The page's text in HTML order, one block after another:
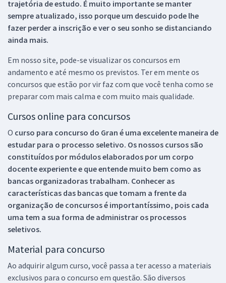
trajetória de estudo. É muito importante se manter
sempre atualizado, isso porque um descuido pode lhe
fazer perder a inscrição e ver o seu sonho se distanciando
ainda mais.
Em nosso site, pode-se visualizar os concursos em
andamento e até mesmo os previstos. Ter em mente os
concursos que estão por vir faz com que você tenha como se
preparar com mais calma e com muito mais qualidade.
Cursos online para concursos
O curso para concurso do Gran é uma excelente maneira de
estudar para o processo seletivo. Os nossos cursos são
constituídos por módulos elaborados por um corpo
docente experiente e que entende muito bem como as
bancas organizadoras trabalham. Conhecer as
características das bancas que tomam a frente da
organização de concursos é importantíssimo, pois cada
uma tem a sua forma de administrar os processos
seletivos.
Material para concurso
Ao adquirir algum curso, você passa a ter acesso a materiais
exclusivos para o concurso em questão. São diversos